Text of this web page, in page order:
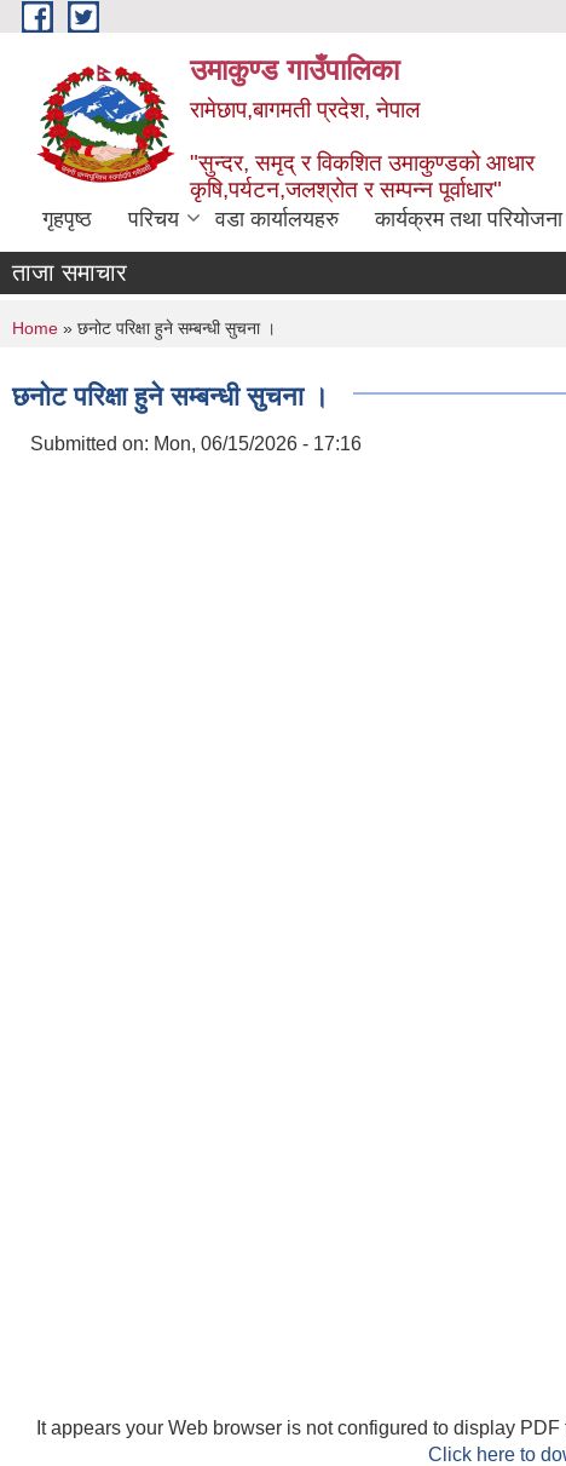
Skip to main content
उमाकुण्ड गाउँपालिका
रामेछाप,बागमती प्रदेश, नेपाल
"सुन्दर, समृद् र विकशित उमाकुण्डको आधार
कृषि,पर्यटन,जलश्रोत र सम्पन्न पूर्वाधार"
गृहपृष्ठ परिचय वडा कार्यालयहरु कार्यक्रम तथा परियोजना
ताजा समाचार
You are here
Home » छनोट परिक्षा हुने सम्बन्धी सुचना ।
छनोट परिक्षा हुने सम्बन्धी सुचना ।
Submitted on: Mon, 06/15/2026 - 17:16
It appears your Web browser is not configured to display PDF
Click here to